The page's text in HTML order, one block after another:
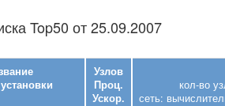
Top50 от 25.09.2007
Узлов
Проц.
Ускор.
кол-во
сеть: